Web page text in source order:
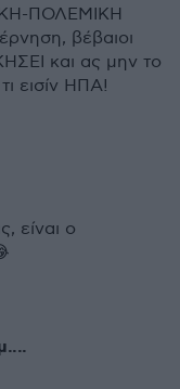
ΠΟΛΕΜΙΚΗ
βέβαιοι
και ας μην το
εισίν ΗΠΑ!
είναι ο